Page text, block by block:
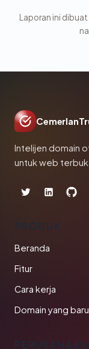
Laporan ini
Intelijen domain
untuk web
PRODUK
Beranda
Fitur
Cara kerja
Domain yang
PERUSAHAAN